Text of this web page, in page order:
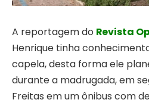
A reportagem do Revista
Henrique tinha
capela, desta forma ele
durante a madrugada, em
Freitas em um ônibus com